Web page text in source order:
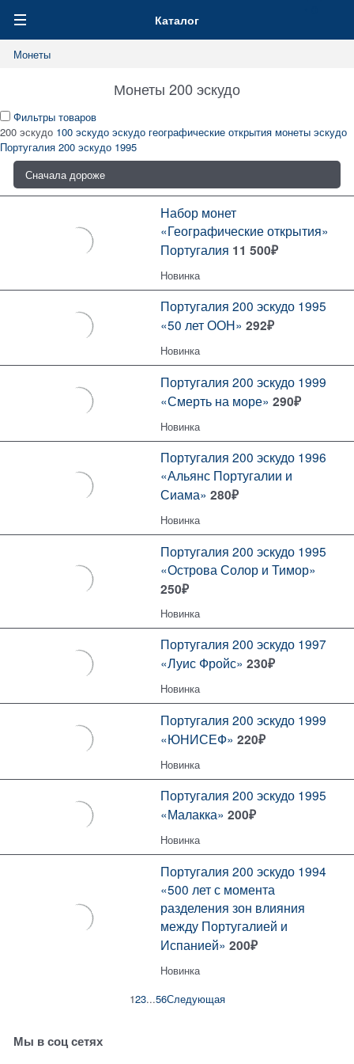
Каталог
Монеты
Монеты 200 эскудо
Фильтры товаров
200 эскудо 100 эскудо эскудо географические открытия монеты эскудо
Португалия 200 эскудо 1995
Набор монет
«Географические открытия»
Португалия 11 500₽
Новинка
Португалия 200 эскудо 1995
«50 лет ООН» 292₽
Новинка
Португалия 200 эскудо 1999
«Смерть на море» 290₽
Новинка
Португалия 200 эскудо 1996
«Альянс Португалии и
Сиама» 280₽
Новинка
Португалия 200 эскудо 1995
«Острова Солор и Тимор»
250₽
Новинка
Португалия 200 эскудо 1997
«Луис Фройс» 230₽
Новинка
Португалия 200 эскудо 1999
«ЮНИСЕФ» 220₽
Новинка
Португалия 200 эскудо 1995
«Малакка» 200₽
Новинка
Португалия 200 эскудо 1994
«500 лет с момента
разделения зон влияния
между Португалией и
Испанией» 200₽
Новинка
123...56Следующая
Мы в соц сетях